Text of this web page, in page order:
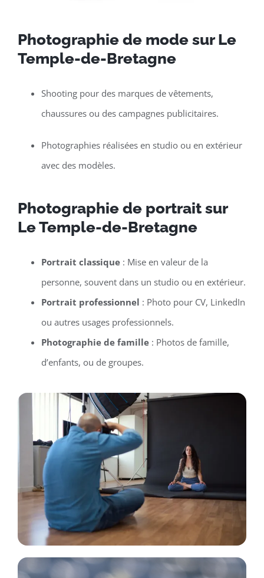
Photographie de mode sur Le
Temple-de-Bretagne
Shooting pour des marques de vêtements,
chaussures ou des campagnes publicitaires.
Photographies réalisées en studio ou en extérieur
avec des modèles.
Photographie de portrait sur
Le Temple-de-Bretagne
Portrait classique: Mise en valeur de la
personne, souvent dans un studio ou en extérieur.
Portrait professionnel : Photo pour CV, LinkedIn
ou autres usages professionnels.
Photographie de famille: Photos de famille,
d’enfants, ou de groupes.